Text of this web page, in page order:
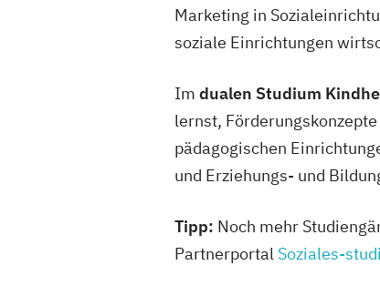
Marketing in
soziale Einrichtungen
Im dualen Studium
lernst,
pädagogischen
und Erziehungs- und
Tipp: Noch mehr
Partnerportal Soziales-